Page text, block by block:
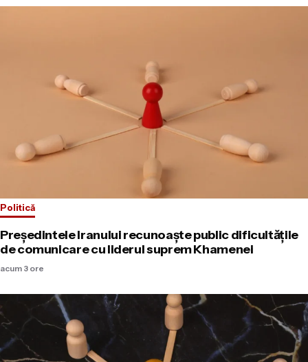
Politică
Președintele Iranului recunoaște public dificultățile
de comunicare cu liderul suprem Khamenei
acum 3 ore